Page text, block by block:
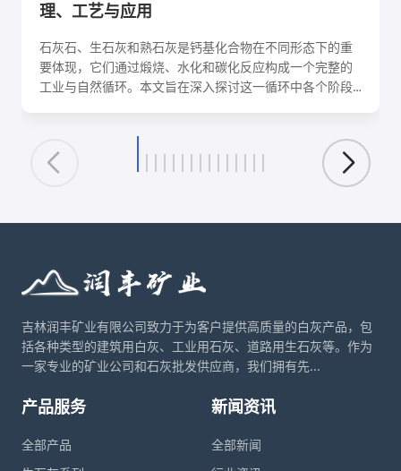
理、工艺与应用
石灰石、生石灰和熟石灰是钙基化合物在不同形态下的重
要体现，它们通过煅烧、水化和碳化反应构成一个完整的
工业与自然循环。本文旨在深入探讨这一循环中各个阶段
优化生产工艺、降低能耗、实现资源可持续利用具有重要
意义。
吉林润丰矿业有限公司致力于为客户提供高质量的白灰产品，包
括各种类型的建筑用白灰、工业用石灰、道路用生石灰等。作为
一家专业的矿业公司和石灰批发供应商，我们拥有先...
产品服务
全部产品
新闻资讯
全部新闻